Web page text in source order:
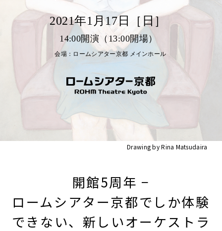
Drawing by Rina Matsudaira
開館5周年 −
ロームシアター京都でしか体験
できない、 新しいオーケストラ